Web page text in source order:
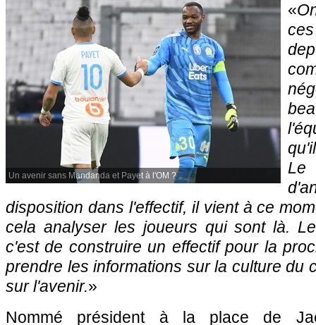
Un avenir sans Mandanda et Payet à l'OM ?
«
disposition dans l'effectif, il vient à ce
cela analyser les joueurs qui sont là.
c'est de construire un effectif pour la
prendre les informations sur la culture du
sur l'avenir.»
Nommé président à la place de